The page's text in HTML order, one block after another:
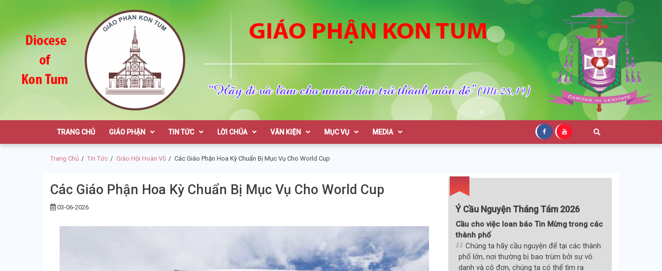
Giáo Phận Kon Tum
TRANG CHỦ GIÁO PHẬN TIN TỨC LỜI CHÚA VĂN KIỆN MỤC VỤ MEDIA
Trang Chủ Tin Tức Giáo Hội Hoàn Vũ Các Giáo Phận Hoa Kỳ Chuẩn Bị Mục Vụ Cho World Cup
Các Giáo Phận Hoa Kỳ Chuẩn Bị Mục Vụ Cho World Cup
03-06-2026 Ý Cầu Nguyện Tháng Tám 2026
Cầu cho việc loan báo Tin Mừng trong các
thành phố
Chúng ta hãy cầu nguyện để tại các thành
phố lớn, nơi thường bị bao trùm bởi sự vô
danh và cô đơn, chúng ta có thể tìm ra